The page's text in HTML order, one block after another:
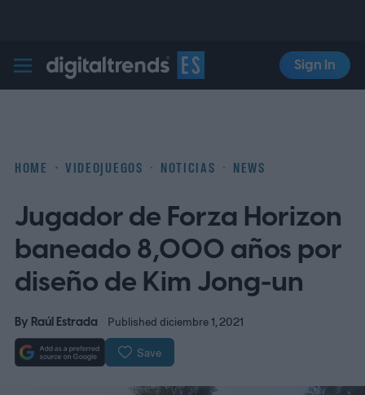
Digital Trends Español
Sign In
HOME VIDEOJUEGOS NOTICIAS NEWS
Jugador de Forza Horizon
baneado 8,000 años por
diseño de Kim Jong-un
By Raúl Estrada Published diciembre 1, 2021
Save